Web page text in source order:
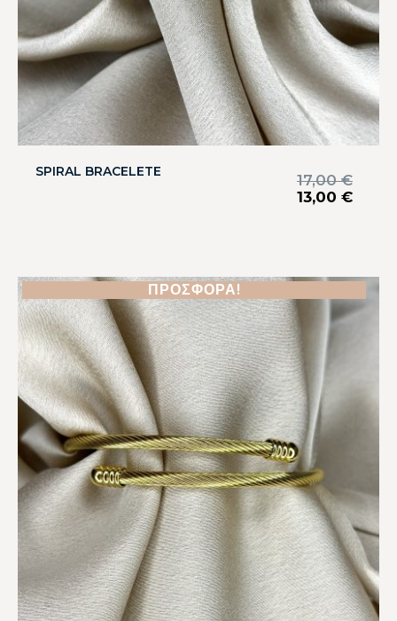
SPIRAL BRACELETE 17,00€
13,00 €
ΠΡΟΣΦΟΡΆ!